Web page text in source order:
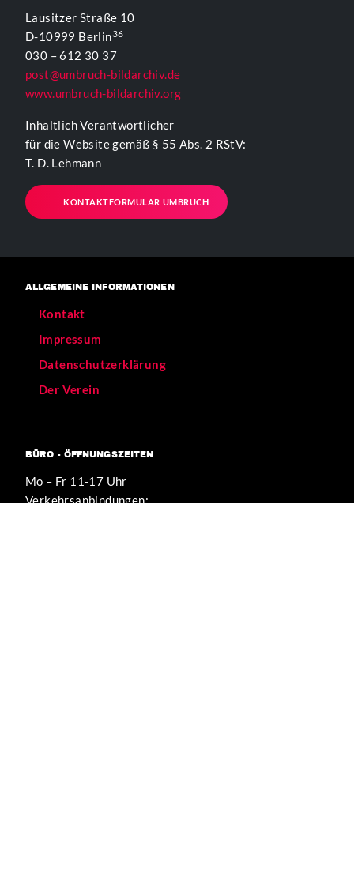
Lausitzer Straße 10
D-10999 Berlin36
030 – 612 30 37
post@umbruch-bildarchiv.de
www.umbruch-bildarchiv.org
Inhaltlich Verantwortlicher
für die Website gemäß § 55 Abs. 2 RStV:
T. D. Lehmann
KONTAKTFORMULAR UMBRUCH
ALLGEMEINE INFORMATIONEN
Kontakt
Impressum
Datenschutzerklärung
Der Verein
BÜRO - ÖFFNUNGSZEITEN
Mo – Fr 11-17 Uhr
Verkehrsanbindungen: